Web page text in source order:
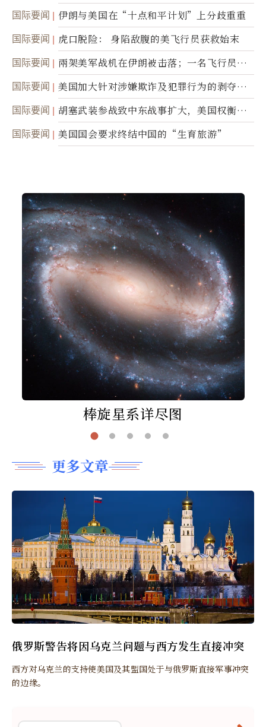
接技术转让
国际要闻 伊朗与美国在“十点和平计划”上分歧重重
国际要闻 虎口脱险： 身陷敌腹的美飞行员获救始末
国际要闻
兩架美军战机在伊朗被击落；一名飞行员失
踪
国际要闻
美国加大针对涉嫌欺诈及犯罪行为的剥夺公
民权力度
国际要闻
胡塞武装参战致中东战事扩大，美国权衡地
面入侵的可能性
国际要闻 美国国会要求终结中国的“生育旅游”
棒旋星系详尽图
更多文章
俄罗斯警告将因乌克兰问题与西方发生直接冲突
西方对乌克兰的支持使美国及其盟国处于与俄罗斯直接军事冲突
的边缘。